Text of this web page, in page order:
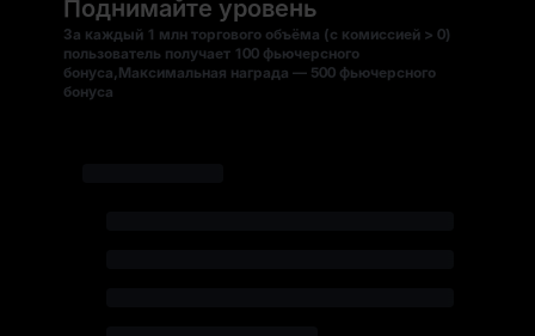
Поднимайте уровень
За каждый 1 млн торгового объёма (с комиссией > 0)
пользователь получает 100 фьючерсного
бонуса,Максимальная награда — 500 фьючерсного
бонуса